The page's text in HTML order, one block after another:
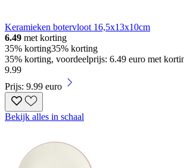
Keramieken botervloot 16,5x13x10cm
6.49 met korting
35% korting35% korting
35% korting, voordeelprijs: 6.49 euro met
9.99
Prijs: 9.99 euro
Bekijk alles in schaal